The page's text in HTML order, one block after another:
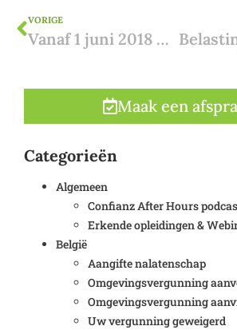
VORIGE
Vanaf 1 juni 2018 wettelijke basis voor consulaire bijstand. Wat houdt dit in?
Maak een
Categorieën
Algemeen
Confianz After Hours
Erkende opleidingen &
België
Aangifte nalatenschap
Omgevingsvergunning
Omgevingsvergunning
Uw vergunning geweigerd